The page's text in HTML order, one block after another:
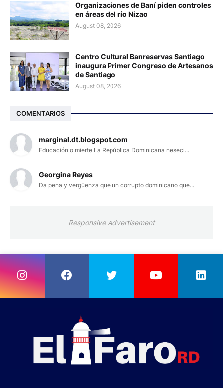
Organizaciones de Baní piden controles
en áreas del río Nizao
August 08, 2026
Centro Cultural Banreservas Santiago
inaugura Primer Congreso de Artesanos
de Santiago
August 08, 2026
COMENTARIOS
marginal.dt.blogspot.com
Educación o mierte La República Dominicana neseci...
Georgina Reyes
Da pena y vergüenza que un corrupto dominicano que...
Responsive Advertisement